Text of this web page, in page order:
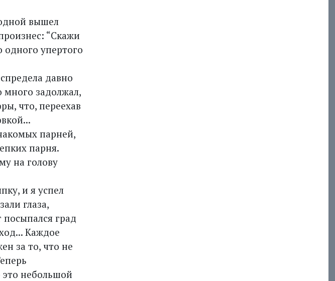
вышел
“Скажи
упертого
давно
задолжал,
что, переехав
парней,
парня.
на голову
и я успел
глаза,
град
Каждое
за то, что не
небольшой